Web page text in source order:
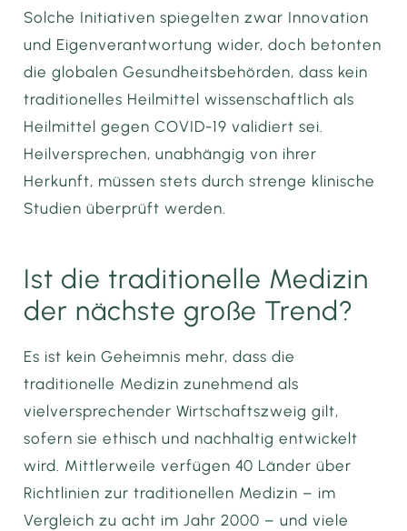
Solche Initiativen spiegelten zwar Innovation
und Eigenverantwortung wider, doch betonten
die globalen Gesundheitsbehörden, dass kein
traditionelles Heilmittel wissenschaftlich als
Heilmittel gegen COVID-19 validiert sei.
Heilversprechen, unabhängig von ihrer
Herkunft, müssen stets durch strenge klinische
Studien überprüft werden.
Ist die traditionelle Medizin
der nächste große Trend?
Es ist kein Geheimnis mehr, dass die
traditionelle Medizin zunehmend als
vielversprechender Wirtschaftszweig gilt,
sofern sie ethisch und nachhaltig entwickelt
wird. Mittlerweile verfügen 40 Länder über
Richtlinien zur traditionellen Medizin – im
Vergleich zu acht im Jahr 2000 – und viele